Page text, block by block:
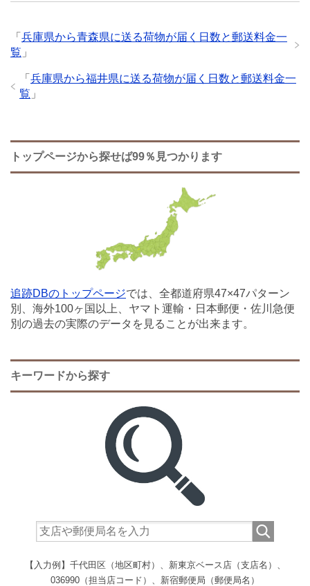
「 兵庫県から青森県に送る荷物が届く日数と郵送料金一
覧 」
「 兵庫県から福井県に送る荷物が届く日数と郵送料金一
覧 」
トップページから探せば99％見つかります
追跡DBのトップページでは、全都道府県47×47パターン
別、海外100ヶ国以上、ヤマト運輸・日本郵便・佐川急便
別の過去の実際のデータを見ることが出来ます。
キーワードから探す
【入力例】千代田区（地区町村）、新東京ベース店（支店名）、
036990（担当店コード）、新宿郵便局（郵便局名）